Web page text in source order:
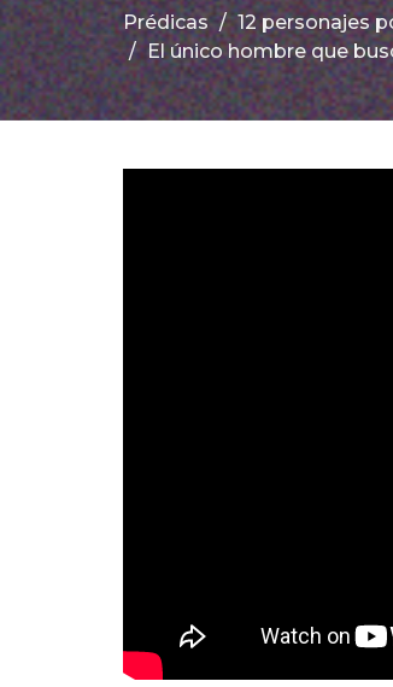
Prédicas
12 personajes
El único hombre que